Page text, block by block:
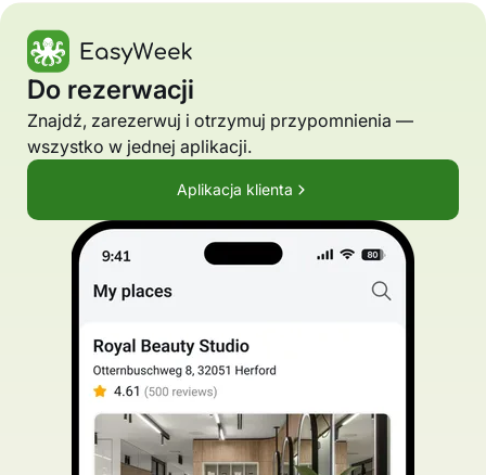
Do rezerwacji
Znajdź, zarezerwuj i otrzymuj przypomnienia —
wszystko w jednej aplikacji.
Aplikacja klienta